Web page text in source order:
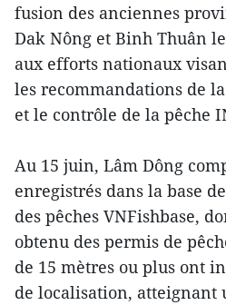
fusion des anciennes
Dak Nông et Binh Thuân
aux efforts nationaux
les recommandations de
et le contrôle de la pêche
Au 15 juin, Lâm Dông
enregistrés dans la base
des pêches VNFishbase,
obtenu des permis de
de 15 mètres ou plus ont
de localisation, atteignant